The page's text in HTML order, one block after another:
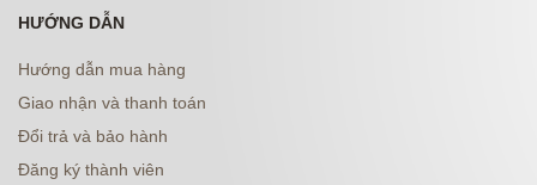
HƯỚNG DẪN
Hướng dẫn mua hàng
Giao nhận và thanh toán
Đổi trả và bảo hành
Đăng ký thành viên